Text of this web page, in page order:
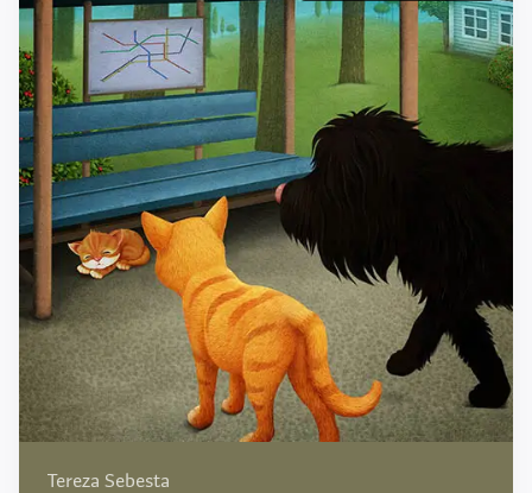
Tereza Sebesta